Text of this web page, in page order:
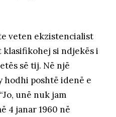
veten ekzistencialist
klasifikohej si ndjekës i
së tij. Në një
hodhi poshtë idenë e
unë nuk jam
4 janar 1960 në